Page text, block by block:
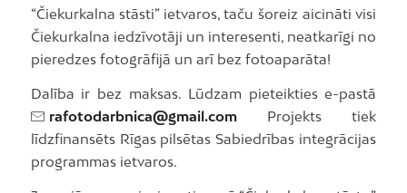
“Čiekurkalna stāsti” ietvaros, taču šoreiz aicināti visi
Čiekurkalna iedzīvotāji un interesenti, neatkarīgi no
pieredzes fotogrāfijā un arī bez fotoaparāta!
Dalība ir bez maksas. Lūdzam pieteikties e-pastā
rafotodarbnica@gmail.comProjekts tiek
līdzfinansēts Rīgas pilsētas Sabiedrības integrācijas
programmas ietvaros.